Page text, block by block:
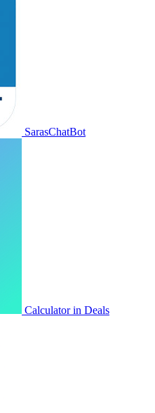
SarasChatBot
Calculator in Deals